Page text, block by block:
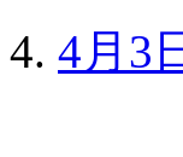
4月3